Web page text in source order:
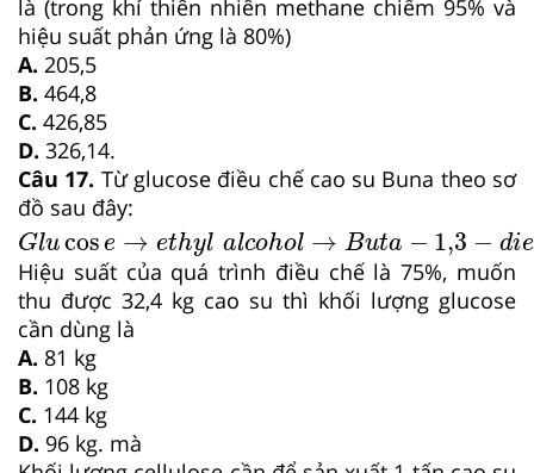
là (trong khí thiên nhiên methane chiếm 95% và
hiệu suất phản ứng là 80%)
A. 205,5
B. 464,8
C. 426,85
D. 326,14.
Câu 17. Từ glucose điều chế cao su Buna theo sơ
đồ sau đây:
Glucos e → ethyl alcohol → Buta − 1,3 − die
Gl ucose→
Hiệu suất của quá trình điều chế là 75%, muốn
thu được 32,4 kg cao su thì khối lượng glucose
cần dùng là
A. 81 kg
B. 108 kg
C. 144 kg
D. 96 kg. mà